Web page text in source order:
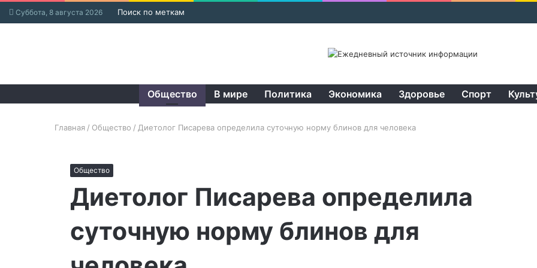
Суббота, 8 августа 2026 Поиск по меткам
Общество В мире Политика Экономика Здоровье Спорт
Главная / Общество / Диетолог Писарева определила суточную норму блинов для человека
Общество
Диетолог Писарева определила
суточную норму блинов для